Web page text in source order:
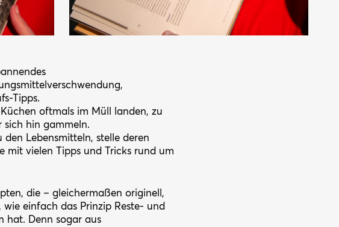
Tipps.
oftmals im Müll landen, zu
sich hin gammeln.
Lebensmitteln, stelle deren
mit vielen Tipps und Tricks rund um
die – gleichermaßen originell,
einfach das Prinzip Reste- und
hat. Denn sogar aus